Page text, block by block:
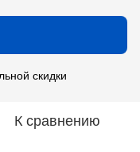
скидки
К сравнению